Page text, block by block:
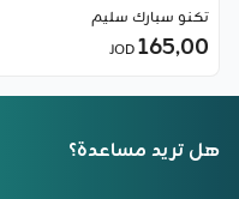
تكنو سبارك سليم
165٫00
هل تريد مساعدة؟